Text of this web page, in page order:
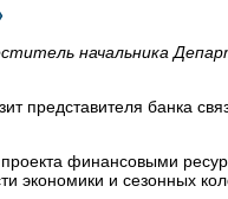
начальника
представителя банка
финансовыми
экономики и сезонных